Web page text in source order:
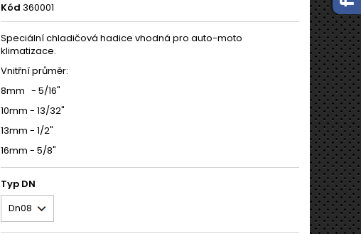
Kód 360001
Speciální chladičová hadice vhodná pro auto-moto
klimatizace.
Vnitřní průměr:
8mm - 5/16"
10mm - 13/32"
13mm - 1/2"
16mm - 5/8"
Typ DN